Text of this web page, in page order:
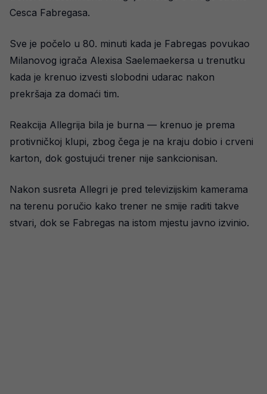
Cesca Fabregasa.
Sve je počelo u 80. minuti kada je Fabregas povukao
Milanovog igrača Alexisa Saelemaekersa u trenutku
kada je krenuo izvesti slobodni udarac nakon
prekršaja za domaći tim.
Reakcija Allegrija bila je burna — krenuo je prema
protivničkoj klupi, zbog čega je na kraju dobio i crveni
karton, dok gostujući trener nije sankcionisan.
Nakon susreta Allegri je pred televizijskim kamerama
na terenu poručio kako trener ne smije raditi takve
stvari, dok se Fabregas na istom mjestu javno izvinio.